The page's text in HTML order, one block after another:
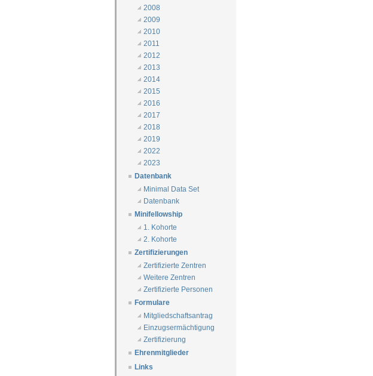
2008
2009
2010
2011
2012
2013
2014
2015
2016
2017
2018
2019
2022
2023
Datenbank
Minimal Data Set
Datenbank
Minifellowship
1. Kohorte
2. Kohorte
Zertifizierungen
Zertifizierte Zentren
Weitere Zentren
Zertifizierte Personen
Formulare
Mitgliedschaftsantrag
Einzugsermächtigung
Zertifizierung
Ehrenmitglieder
Links